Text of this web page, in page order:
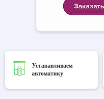
Устанавливаем
автоматику